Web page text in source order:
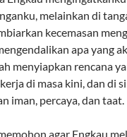
melainkan di
kecemasan
apa yang
menyiapkan rencana
di masa kini, dan di
iman, percaya, dan taat.
agar Engkau